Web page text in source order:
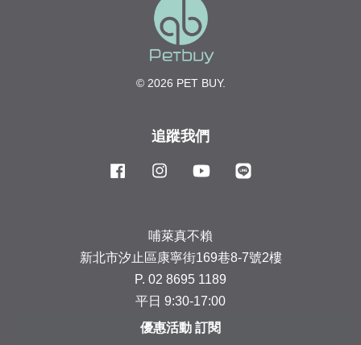
© 2026 PET BUY.
追蹤我們
Facebook Instagram YouTube
哺萊真不賴
新北市汐止區康寧街169巷8-7號2樓
P. 02 8695 1189
平日 9:30-17:00
優惠活動 訂閱